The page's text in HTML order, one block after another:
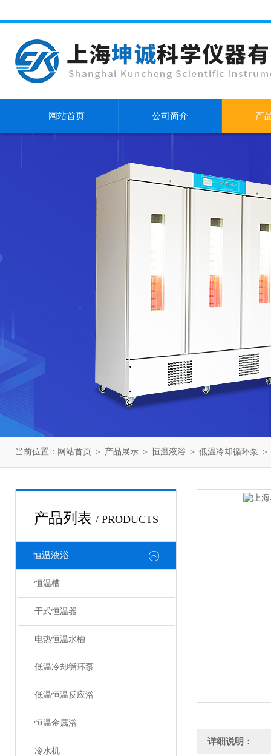
网站首页 公司简介 产
当前位置： 网站首页 ＞ 产品展示 ＞恒温液浴 ＞ 低温冷却循环泵
产品列表 / PRODUCTS
恒温液浴
恒温槽
干式恒温器
电热恒温水槽
低温冷却循环泵
低温恒温反应浴
恒温金属浴
冷水机
详细说明：